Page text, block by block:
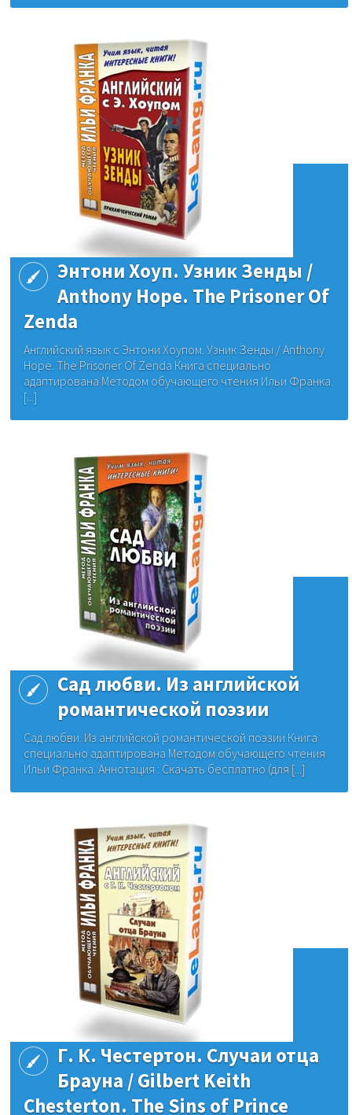
Энтони Хоуп. Узник Зенды /
Anthony Hope. The Prisoner Of
Zenda
Английский язык с Энтони Хоупом. Узник Зенды / Anthony
Hope. The Prisoner Of Zenda Книга специально
адаптирована Методом обучающего чтения Ильи Франка.
[...]
Сад любви. Из английской
романтической поэзии
Сад любви. Из английской романтической поэзии Книга
специально адаптирована Методом обучающего чтения
Ильи Франка. Аннотация : Скачать бесплатно (для [...]
Г. К. Честертон. Случаи отца
Брауна / Gilbert Keith
Chesterton. The Sins of Prince